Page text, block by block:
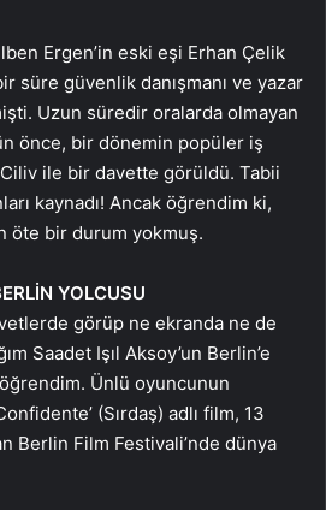
Ergen’in eski eşi Erhan Çelik
süre güvenlik danışmanı ve yazar
Uzun süredir oralarda olmayan
önce, bir dönemin popüler iş
ile bir davette görüldü. Tabii
kaynadı! Ancak öğrendim ki,
öte bir durum yokmuş.
YOLCUSU
görüp ne ekranda ne de
Saadet Işıl Aksoy’un Berlin’e
öğrendim. Ünlü oyuncunun
(Sırdaş) adlı film, 13
Berlin Film Festivali’nde dünya